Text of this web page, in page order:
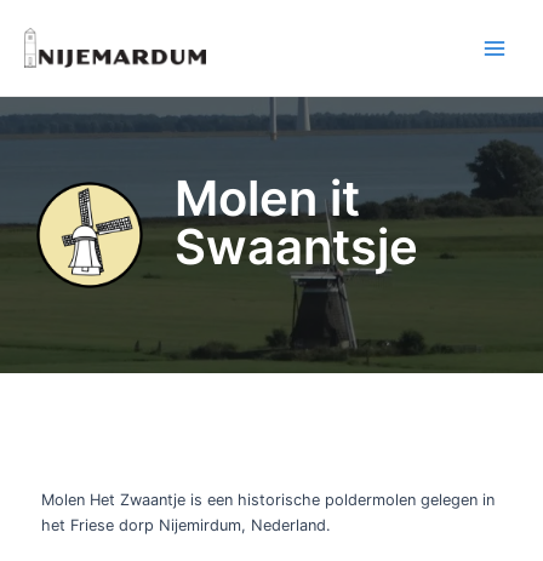
naar
Menu
Molen it
Swaantsje
Molen Het Zwaantje is een historische poldermolen gelegen in
het Friese dorp Nijemirdum, Nederland.